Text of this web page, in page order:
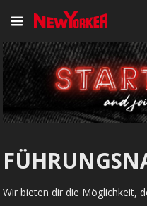
Wir bieten dir die Möglichkeit,